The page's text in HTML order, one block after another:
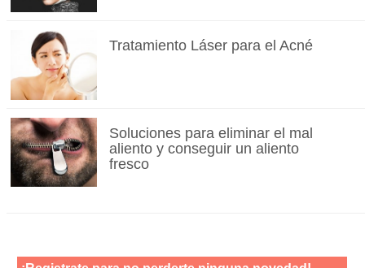
Tratamiento Láser para el Acné
Soluciones para eliminar el mal
aliento y conseguir un aliento
fresco